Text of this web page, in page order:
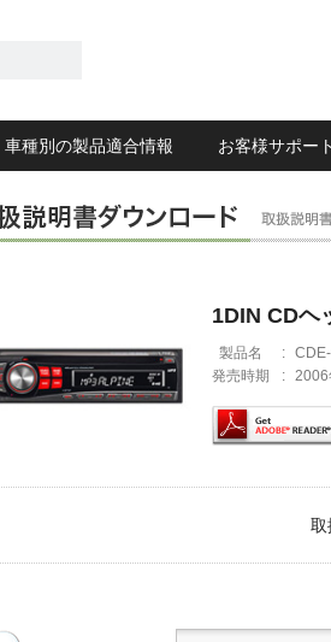
車種別の製品適合情報 お客様サポート
1DIN CDヘ
製品名 :
発売時期
: 2006
取